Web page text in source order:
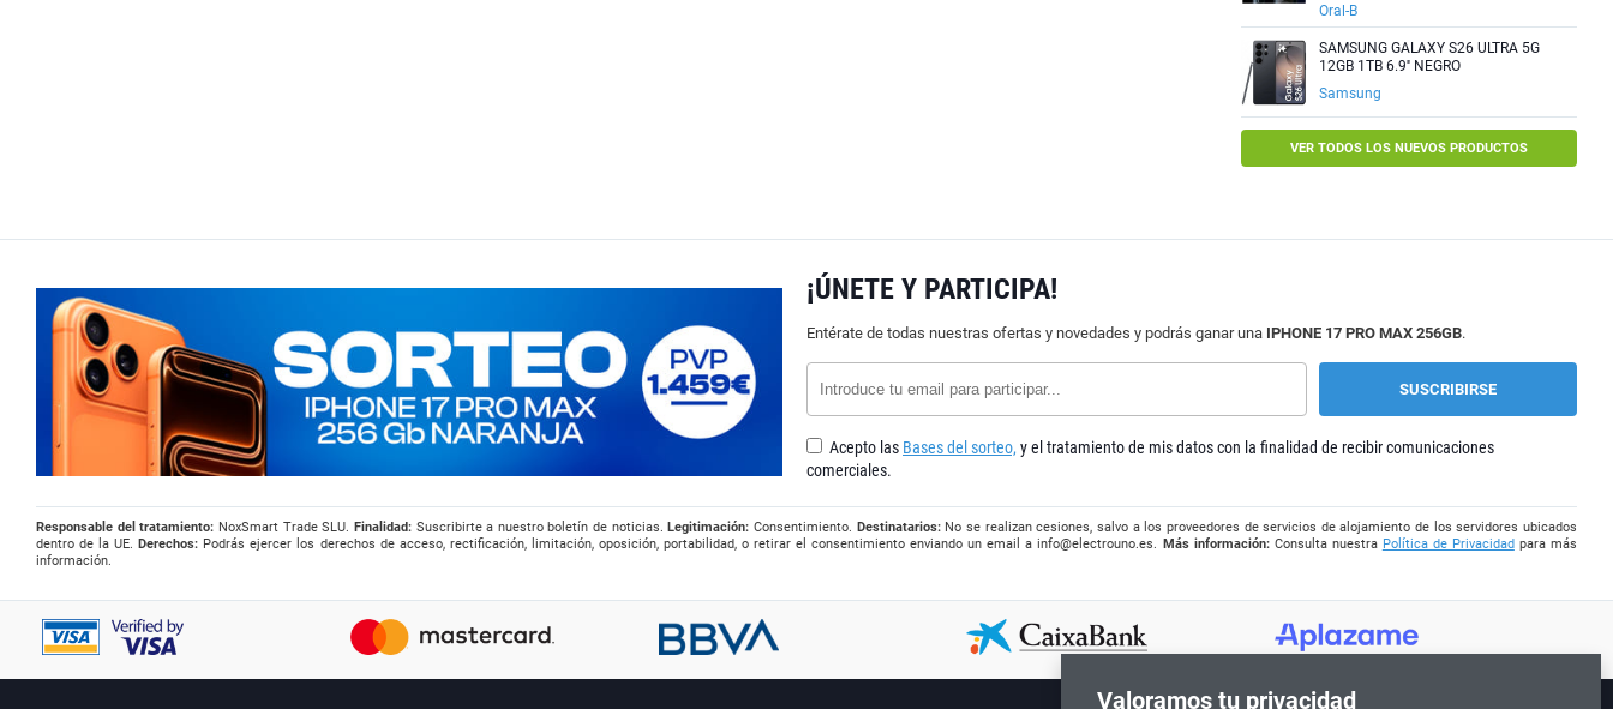
Oral-B
SAMSUNG GALAXY S26 ULTRA 5G
12GB 1TB 6.9'' NEGRO
Samsung
VER TODOS LOS NUEVOS PRODUCTOS
¡ÚNETE Y PARTICIPA!
Entérate de todas nuestras ofertas y novedades y podrás ganar una IPHONE 17 PRO MAX 256GB.
Acepto las Bases del sorteo, y el tratamiento de mis datos con la finalidad de recibir comunicaciones
comerciales.
Responsable del tratamiento: NoxSmart Trade SLU. Finalidad:Suscribirte a nuestro boletín de noticias.Legitimación: Consentimiento. Destinatarios:No se realizan cesiones, salvo a los proveedores de servicios de alojamiento de los servidores ubicados
dentro de la UE.Derechos: Podrás ejercer los derechos de acceso, rectificación, limitación, oposición, portabilidad, o retirar el consentimiento enviando un email ainfo@electrouno.es. Más información:Consulta nuestra Política de Privacidadpara más
información.
Valoramos tu privacidad